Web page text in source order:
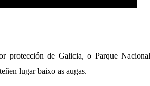
protección de Galicia, o Parque
lugar baixo as augas.